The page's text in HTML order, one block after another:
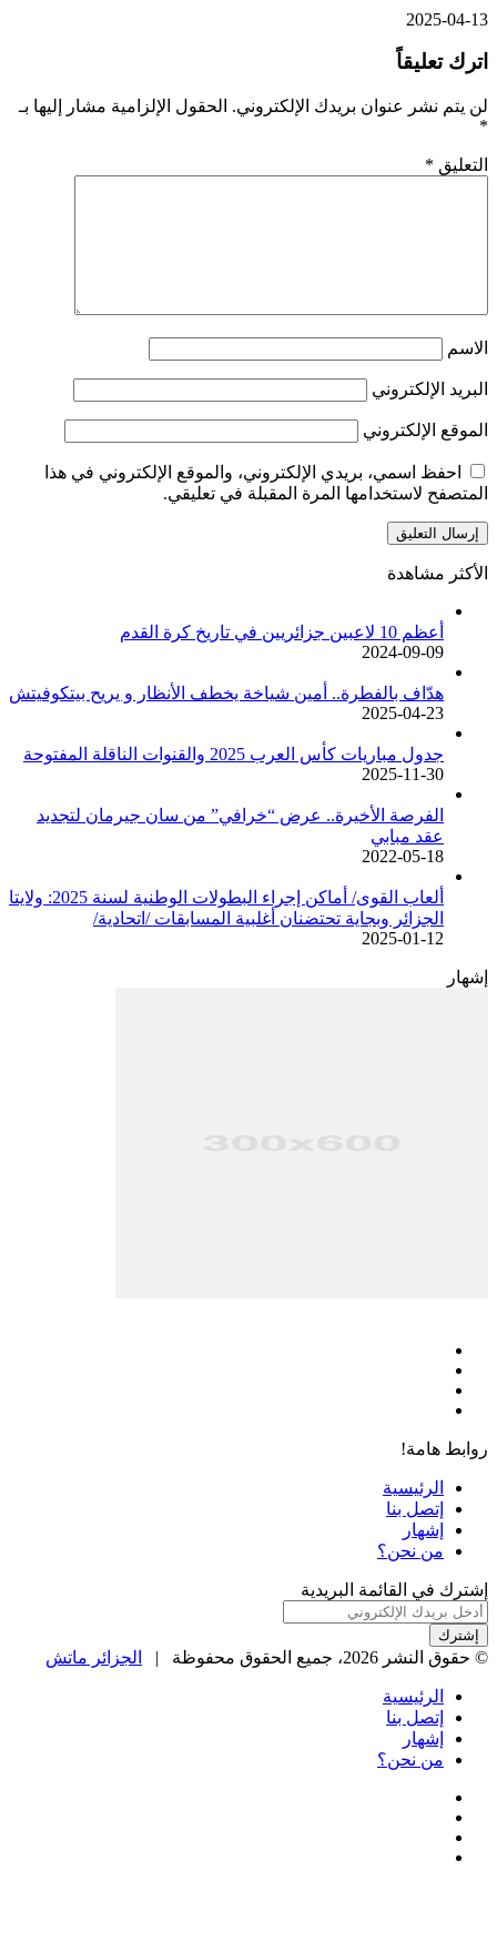
2025-04-13
اترك تعليقاً
لن يتم نشر عنوان بريدك الإلكتروني. الحقول الإلزامية مشار إليها بـ
*
التعليق *
الاسم
البريد الإلكتروني
الموقع الإلكتروني
احفظ اسمي، بريدي الإلكتروني، والموقع الإلكتروني في هذا
المتصفح لاستخدامها المرة المقبلة في تعليقي.
الأكثر مشاهدة
أعظم 10 لاعبين جزائريين في تاريخ كرة القدم
2024-09-09
هدّاف بالفطرة.. أمين شياخة يخطف الأنظار و يريح بيتكوفيتش
2025-04-23
جدول مباريات كأس العرب 2025 والقنوات الناقلة المفتوحة
2025-11-30
الفرصة الأخيرة.. عرض “خرافي” من سان جيرمان لتجديد
عقد مبابي
2022-05-18
ألعاب القوى/ أماكن إجراء البطولات الوطنية لسنة 2025: ولايتا
الجزائر وبجاية تحتضنان أغلبية المسابقات /اتحادية/
2025-01-12
إشهار
روابط هامة!
الرئيسية
إتصل بنا
إشهار
من نحن؟
إشترك في القائمة البريدية
أدخل
بريدك
الإلكتروني
© حقوق النشر 2026، جميع الحقوق محفوظة | الجزائر ماتش
الرئيسية
إتصل بنا
إشهار
من نحن؟